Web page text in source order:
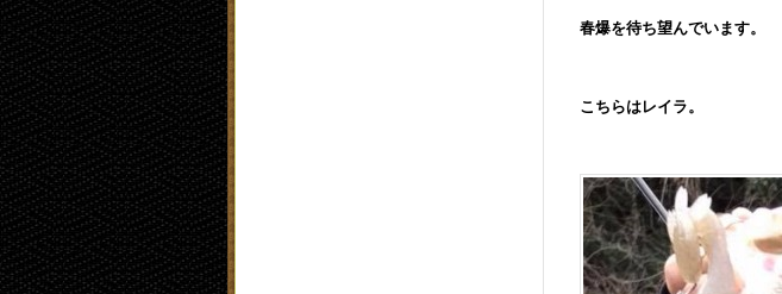
春爆を待ち望んでいます。
こちらはレイラ。